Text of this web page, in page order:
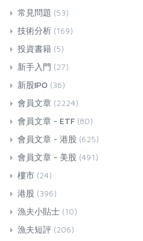
常見問題 (53)
技術分析 (169)
投資書籍 (5)
新手入門 (27)
新股IPO (36)
會員文章 (2224)
會員文章 - ETF (80)
會員文章 - 港股 (625)
會員文章 - 美股 (491)
樓市 (24)
港股 (396)
漁夫小貼士 (10)
漁夫短評 (206)